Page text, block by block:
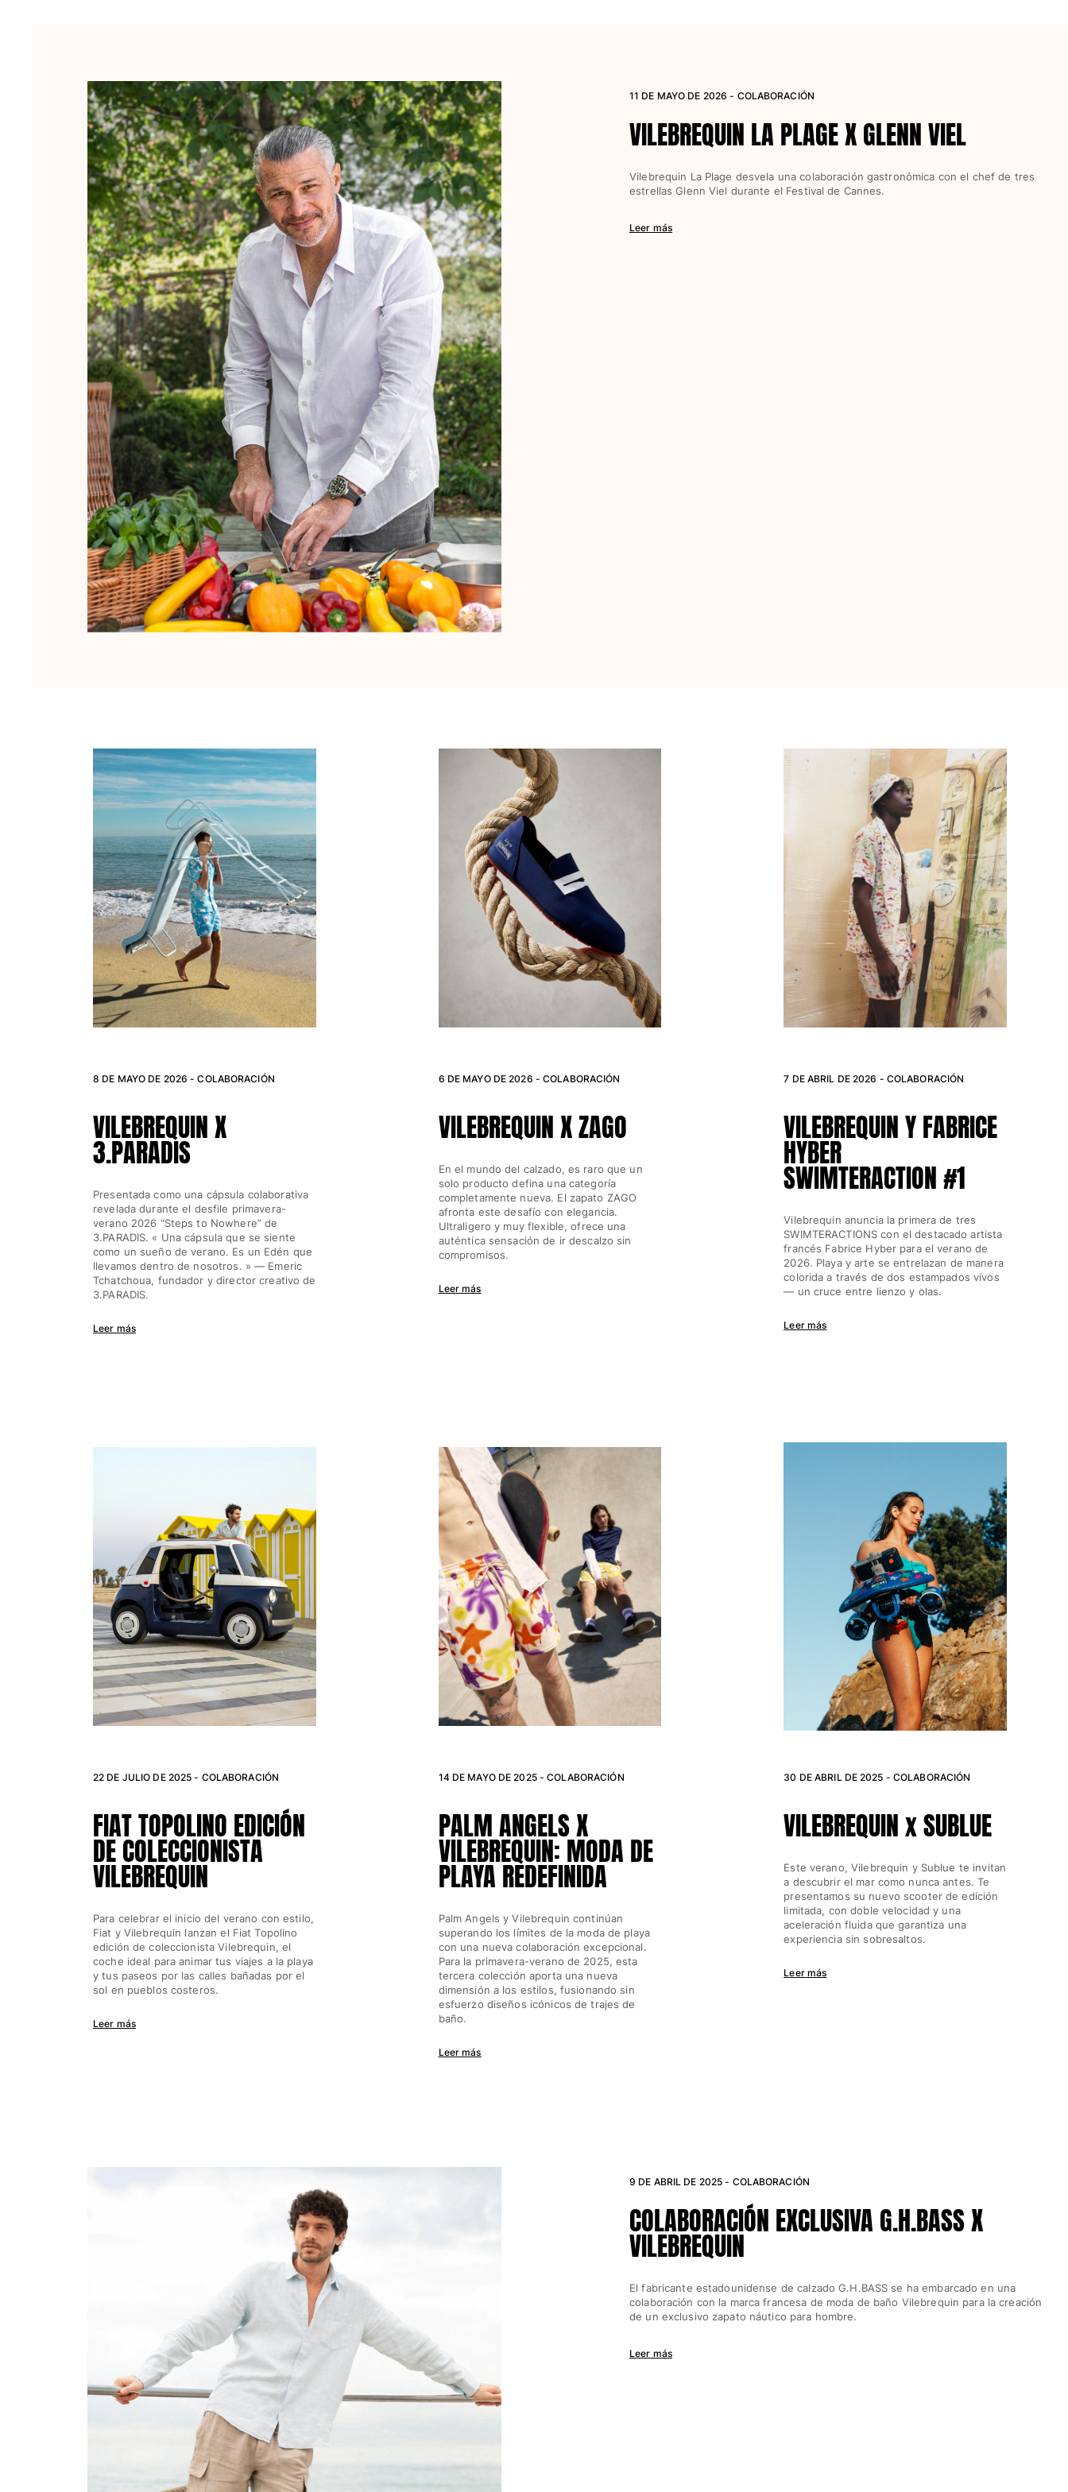
Polos
Camisas
Shorts
Jersey y cárdigan
Chaquetas y Abrigos
Pantalones
Jerséis
Camisetas
Loungewear
Ver todo Pret-a-porter
Tallas grandes
Ver todo Tallas grandes
Mujer
Ver todo Mujer
Trajes de baño
Bikinis
Una pieza
Tops
Partes de abajo
Rashguards
Ver todo Trajes de baño
Pret-a-porter
Vestidos
Camisetas
Colección loungewear
Kimonos
Ver todo Pret-a-porter
Yachting collection
Ver todo Yachting collection
Niño
Ver todo Niño
Trajes de baño
Traje de baño
Bebé
Clásico ultra ligero
Camiseta de baño
Trajes de baño mágicos
Ver todo Trajes de baño
Polos
Camisetas
Pantalones
Camisas
Bebe
Partes de abajo de bikini
Ver todo Trajes de baño
Pret-a-porter
Vestidos y Faldas
Monos
Pantalones cortos
Sudaderas
Camisetas
Ver todo Pret-a-porter
Ver todo Bebé
Ver todo Accesorios
Sombreros y Gorras
Gorro
Ver todo Sombreros y Gorras
Toallas & pareo
Mini bolsos
Ver todo Gafas de sol
Pañuelos de playa
Ver todo Pañuelos de playa
Accesorios Niños
Sombrero para niños
Toallas y Ponchos de playa
Zapatos
Calcetines
Ver todo Accesorios Niños
11 DE MAYO DE 2026 - COLABORACIÓN
VILEBREQUIN LA PLAGE X GLENN VIEL
Vilebrequin La Plage desvela una colaboración gastronómica con el chef de tres
estrellas Glenn Viel durante el Festival de Cannes.
Leer más
8 DE MAYO DE 2026 -COLABORACIÓN
VILEBREQUIN X
3.PARADIS
Presentada como una cápsula colaborativa
revelada durante el desfile primavera-
verano 2026 “Steps to Nowhere” de
3.PARADIS. « Una cápsula que se siente
como un sueño de verano. Es un Edén que
llevamos dentro de nosotros. » — Emeric
Tchatchoua, fundador y director creativo de
3.PARADIS.
Leer más
6 DE MAYO DE 2026 -COLABORACIÓN
VILEBREQUIN X ZAGO
En el mundo del calzado, es raro que un
solo producto defina una categoría
completamente nueva. El zapato ZAGO
afronta este desafío con elegancia.
Ultraligero y muy flexible, ofrece una
auténtica sensación de ir descalzo sin
compromisos.
Leer más
7 DE ABRIL DE 2026 - COLABORACIÓN
VILEBREQUIN Y FABRICE
HYBER
SWIMTERACTION #1
Vilebrequin anuncia la primera de tres
SWIMTERACTIONS con el destacado artista
francés Fabrice Hyber para el verano de
2026. Playa y arte se entrelazan de manera
colorida a través de dos estampados vivos
— un cruce entre lienzo y olas.
Leer más
22 DE JULIO DE 2025 - COLABORACIÓN
FIAT TOPOLINO EDICIÓN
DE COLECCIONISTA
VILEBREQUIN
Para celebrar el inicio del verano con estilo,
Fiat y Vilebrequin lanzan el Fiat Topolino
edición de coleccionista Vilebrequin, el
coche ideal para animar tus viajes a la playa
y tus paseos por las calles bañadas por el
sol en pueblos costeros.
Leer más
14 DE MAYO DE 2025 -COLABORACIÓN
PALM ANGELS X
VILEBREQUIN: MODA DE
PLAYA REDEFINIDA
Palm Angels y Vilebrequin continúan
superando los límites de la moda de playa
con una nueva colaboración excepcional.
Para la primavera-verano de 2025, esta
tercera colección aporta una nueva
dimensión a los estilos, fusionando sin
esfuerzo diseños icónicos de trajes de
baño.
Leer más
30 DE ABRIL DE 2025 - COLABORACIÓN
VILEBREQUIN x SUBLUE
Este verano, Vilebrequin y Sublue te invitan
a descubrir el mar como nunca antes. Te
presentamos su nuevo scooter de edición
limitada, con doble velocidad y una
aceleración fluida que garantiza una
experiencia sin sobresaltos.
Leer más
9 DE ABRIL DE 2025 - COLABORACIÓN
COLABORACIÓN EXCLUSIVA G.H.BASS X
VILEBREQUIN
El fabricante estadounidense de calzado G.H.BASS se ha embarcado en una
colaboración con la marca francesa de moda de baño Vilebrequin para la creación
de un exclusivo zapato náutico para hombre.
Leer más